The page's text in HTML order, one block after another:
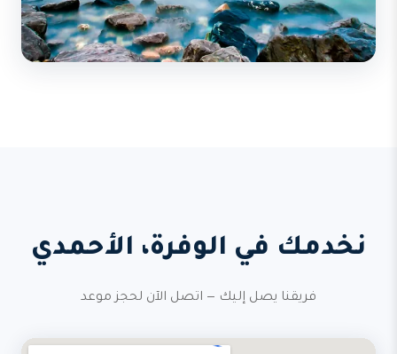
نخدمك في الوفرة، الأحمدي
فريقنا يصل إليك — اتصل الآن لحجز موعد